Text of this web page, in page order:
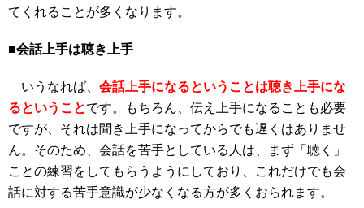
てくれることが多くなります。
■会話上手は聴き上手
いうなれば、 会話上手になるということは聴き上手にな
るということです。もちろん、伝え上手になることも必要
ですが、それは聞き上手になってからでも遅くはありませ
ん。そのため、会話を苦手としている人は、まず「聴く」
ことの練習をしてもらうようにしており、これだけでも会
話に対する苦手意識が少なくなる方が多くおられます。